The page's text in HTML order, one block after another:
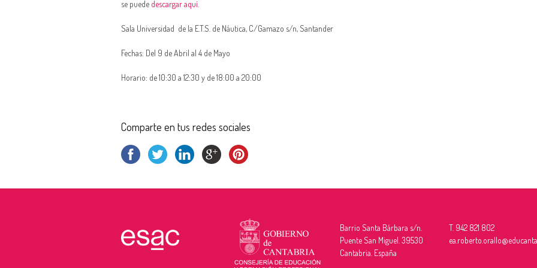
se puede descargar aquí
Sala Universidad de la E.T.S. de Náutica, C/Gamazo s/n, Santander
Fechas: Del 9 de Abril al 4 de Mayo
Horario: de 10:30 a 12:30 y de 18:00 a 20:00
Comparte en tus redes sociales
Barrio Santa Bárbara s/n.
Puente San Miguel. 39530
Cantabria. España
T. 942 821 802